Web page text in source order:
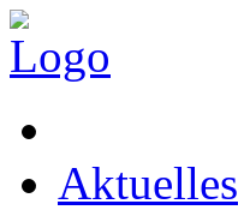
Aktuelles